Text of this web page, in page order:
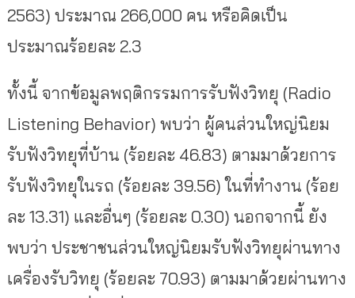
2563) ประมาณ 266,000 คน หรือคิดเป็น
ประมาณร้อยละ 2.3
ทั้งนี้ จากข้อมูลพฤติกรรมการรับฟังวิทยุ (Radio
Listening Behavior) พบว่า ผู้คนส่วนใหญ่นิยม
รับฟังวิทยุที่บ้าน (ร้อยละ 46.83) ตามมาด้วยการ
รับฟังวิทยุในรถ (ร้อยละ 39.56) ในที่ทำงาน (ร้อย
ละ 13.31) และอื่นๆ (ร้อยละ 0.30) นอกจากนี้ ยัง
พบว่า ประชาชนส่วนใหญ่นิยมรับฟังวิทยุผ่านทาง
เครื่องรับวิทยุ (ร้อยละ 70.93) ตามมาด้วยผ่านทาง